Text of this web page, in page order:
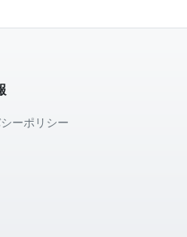
ーポリシー